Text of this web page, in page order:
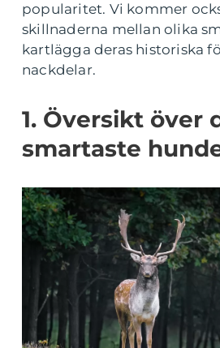
popularitet. Vi kommer
skillnaderna mellan olika
kartlägga deras historiska
nackdelar.
1. Översikt över
smartaste